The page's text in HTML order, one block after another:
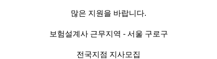
많은 지원을 바랍니다.
보험설계사 근무지역 - 서울 구로구
전국지점 지사모집